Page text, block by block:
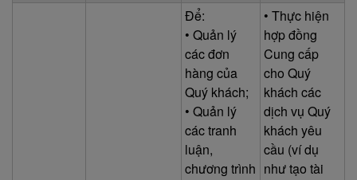
Để:
• Quản lý
các đơn
hàng của
Quý khách;
• Quản lý
các tranh
luận,
chương trình
• Thực hiện
hợp đồng
Cung cấp
cho Quý
khách các
dịch vụ Quý
khách yêu
cầu (ví dụ
như tạo tài